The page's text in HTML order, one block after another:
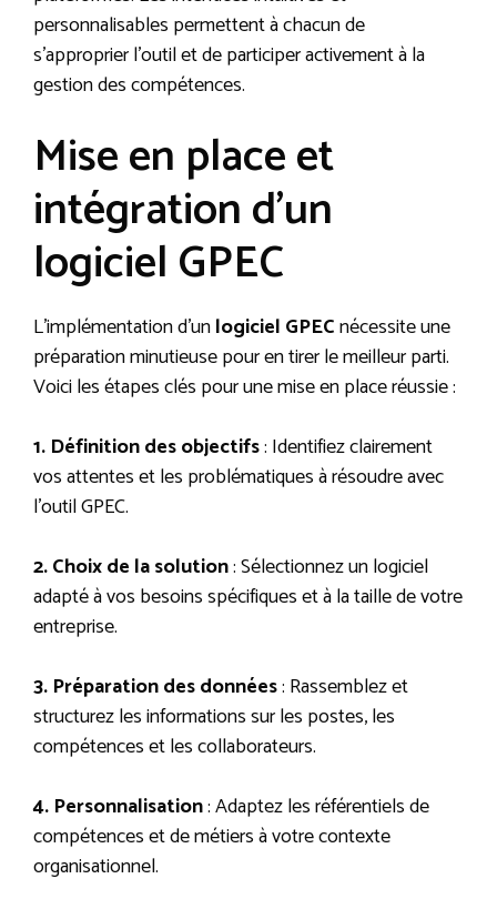
personnalisables permettent à chacun de
s’approprier l’outil et de participer activement à la
gestion des compétences.
Mise en place et
intégration d’un
logiciel GPEC
L’implémentation d’unlogiciel GPECnécessite une
préparation minutieuse pour en tirer le meilleur parti.
Voici les étapes clés pour une mise en place réussie :
1. Définition des objectifs: Identifiez clairement
vos attentes et les problématiques à résoudre avec
l’outil GPEC.
2. Choix de la solution: Sélectionnez un logiciel
adapté à vos besoins spécifiques et à la taille de votre
entreprise.
3. Préparation des données: Rassemblez et
structurez les informations sur les postes, les
compétences et les collaborateurs.
4. Personnalisation: Adaptez les référentiels de
compétences et de métiers à votre contexte
organisationnel.